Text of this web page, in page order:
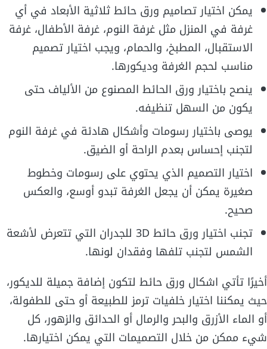
يمكن اختيار تصاميم ورق حائط ثلاثية الأبعاد في أي
غرفة في المنزل مثل غرفة النوم، غرفة الأطفال، غرفة
الاستقبال، المطبخ، والحمام، ويجب اختيار تصميم
مناسب لحجم الغرفة وديكورها.
ينصح باختيار ورق الحائط المصنوع من الألياف حتى
يكون من السهل تنظيفه.
يوصى باختيار رسومات وأشكال هادئة في غرفة النوم
لتجنب إحساس بعدم الراحة أو الضيق.
اختيار التصميم الذي يحتوي على رسومات وخطوط
صغيرة يمكن أن يجعل الغرفة تبدو أوسع، والعكس
صحيح.
تجنب اختيار ورق حائط 3D للجدران التي تتعرض لأشعة
الشمس لتجنب تلفها وفقدان لونها.
أخيرًا تأتي اشكال ورق حائط لتكون إضافة جميلة للديكور،
حيث يمكننا اختيار خلفيات ترمز للطبيعة أو حتى للطفولة،
أو الماء الأزرق والبحر والرمال أو الحدائق والزهور، كل
شيء ممكن من خلال التصميمات التي يمكن اختيارها.